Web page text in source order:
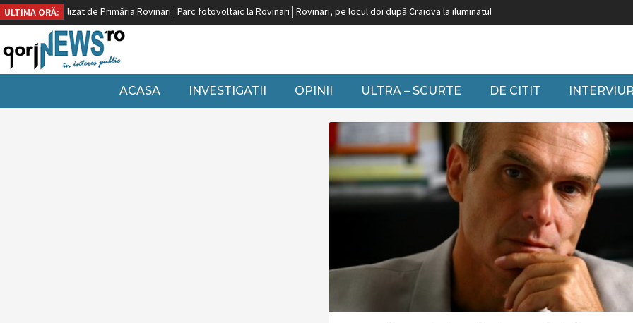
ULTIMA ORĂ:finalizat de Primăria Rovinari Parc fotovoltaic la Rovinari Rovinari, pe locul doi după Craiova la iluminatul festiv
ACASA INVESTIGATII OPINII ULTRA – SCURTE DE CITIT